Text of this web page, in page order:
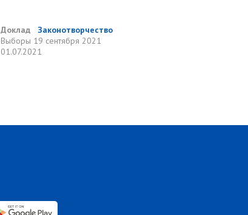
Доклад
Законотворчество
Выборы 19 сентября 2021
01.07.2021